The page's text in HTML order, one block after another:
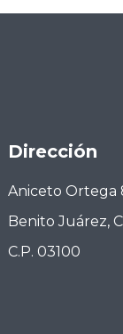
Dirección
Aniceto Ortega
Benito Juárez,
C.P. 03100